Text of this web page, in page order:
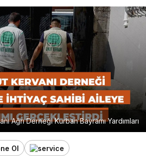
Ağrı Derneği Kurban Bayramı Yardımları
Ol